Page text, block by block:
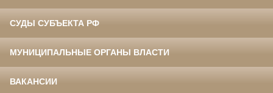
СУДЫ СУБЪЕКТА РФ
МУНИЦИПАЛЬНЫЕ ОРГАНЫ ВЛАСТИ
ВАКАНСИИ